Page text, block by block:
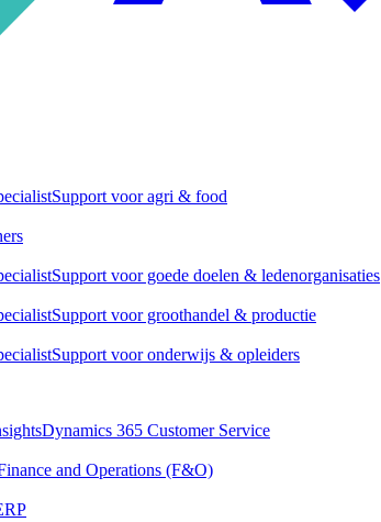
Support voor agri & food
Support voor goede doelen & ledenorganisaties
Support voor groothandel & productie
Support voor onderwijs & opleiders
Dynamics 365 Customer Service
and Operations (F&O)